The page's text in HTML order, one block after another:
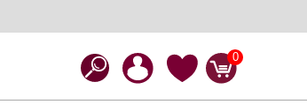
0